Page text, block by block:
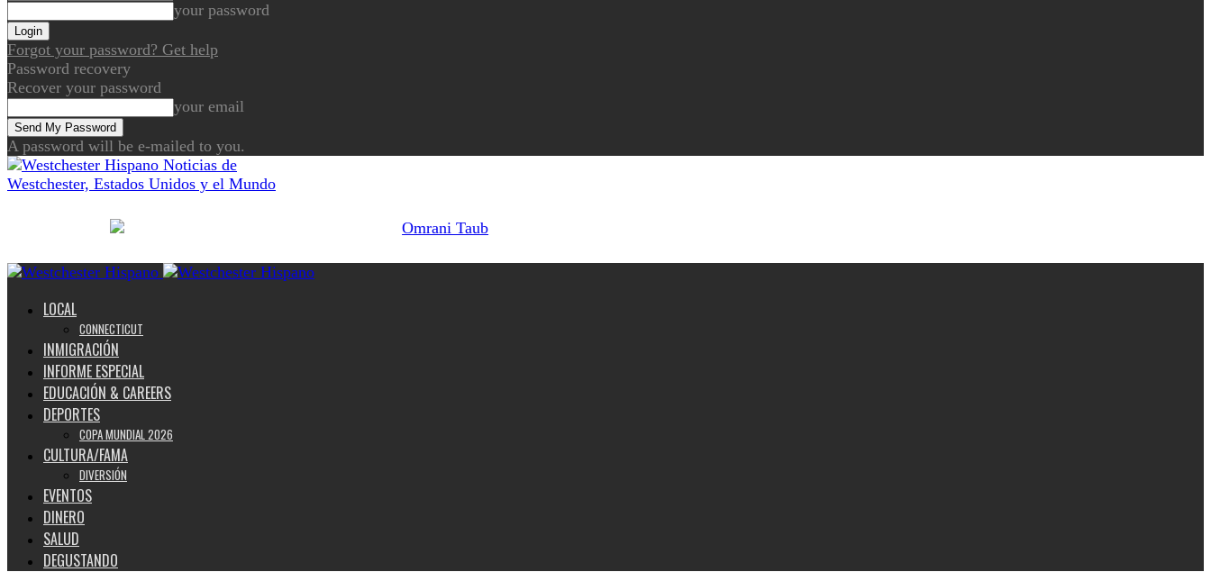
your password
Forgot your password? Get help
Password recovery
Recover your password
your email
A password will be e-mailed to you.
Noticias de
Westchester, Estados Unidos y el Mundo
LOCAL
CONNECTICUT
INMIGRACIÓN
INFORME ESPECIAL
EDUCACIÓN & CAREERS
DEPORTES
COPA MUNDIAL 2026
CULTURA/FAMA
DIVERSIÓN
EVENTOS
DINERO
SALUD
DEGUSTANDO